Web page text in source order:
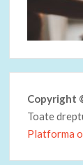
Copyright
Toate
Platforma